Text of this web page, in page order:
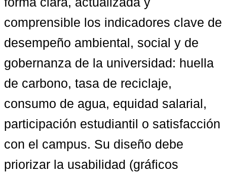
comprensible los indicadores clave de
desempeño ambiental, social y de
gobernanza de la universidad: huella
de carbono, tasa de reciclaje,
consumo de agua, equidad salarial,
participación estudiantil o satisfacción
con el campus. Su diseño debe
priorizar la usabilidad (gráficos